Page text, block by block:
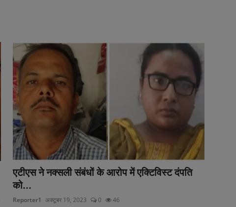
एटीएस ने नक्सली संबंधों के आरोप में एक्टिविस्ट दंपति
को...
Reporter1 अक्टूबर 19, 2023 0 46